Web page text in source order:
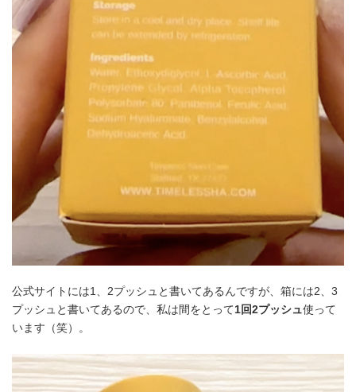
公式サイトには1、2プッシュと書いてあるんですが、箱には2、3
プッシュと書いてあるので、私は間をとって1回2プッシュ使って
います（笑）。